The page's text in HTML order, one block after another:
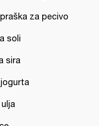
za pecivo
soli
sira